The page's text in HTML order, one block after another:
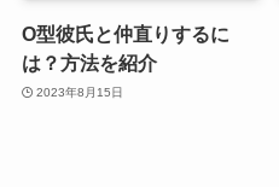
O型彼氏と仲直りするに
は？方法を紹介
2023年8月15日